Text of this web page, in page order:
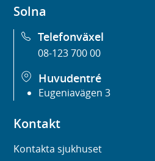
Solna
Telefonväxel
08-123 700 00
Huvudentré
Eugeniavägen 3
Kontakt
Kontakta sjukhuset